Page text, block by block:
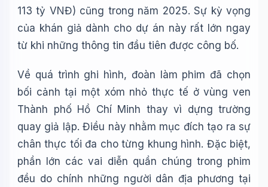
113 tỷ VNĐ) cũng trong năm 2025. Sự kỳ vọng
của khán giả dành cho dự án này rất lớn ngay
từ khi những thông tin đầu tiên được công bố.
Về quá trình ghi hình, đoàn làm phim đã chọn
bối cảnh tại một xóm nhỏ thực tế ở vùng ven
Thành phố Hồ Chí Minh thay vì dựng trường
quay giả lập. Điều này nhằm mục đích tạo ra sự
chân thực tối đa cho từng khung hình. Đặc biệt,
phần lớn các vai diễn quần chúng trong phim
đều do chính những người dân địa phương tại